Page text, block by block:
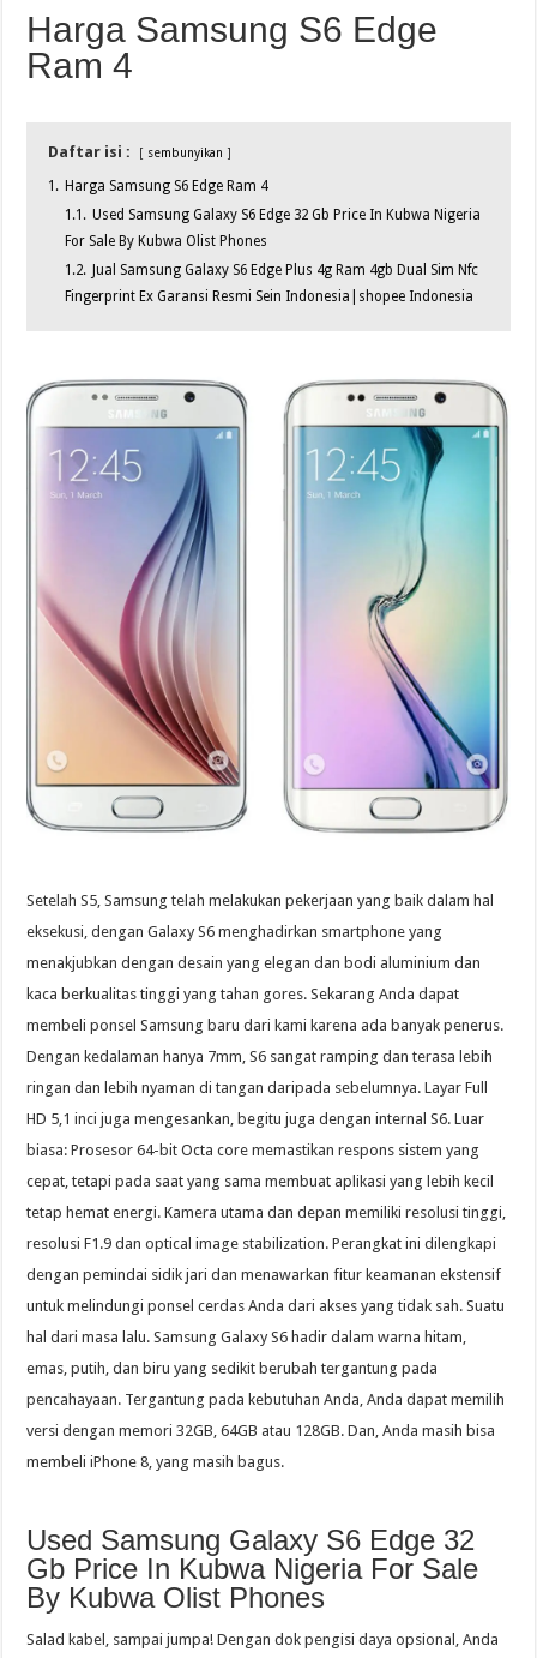
Harga Samsung S6 Edge
Ram 4
Daftar isi : sembunyikan
1. Harga Samsung S6 Edge Ram 4
1.1. Used Samsung Galaxy S6 Edge 32 Gb Price In Kubwa Nigeria
For Sale By Kubwa Olist Phones
1.2. Jual Samsung Galaxy S6 Edge Plus 4g Ram 4gb Dual Sim Nfc
Fingerprint Ex Garansi Resmi Sein Indonesia|shopee Indonesia
Setelah S5, Samsung telah melakukan pekerjaan yang baik dalam hal
eksekusi, dengan Galaxy S6 menghadirkan smartphone yang
menakjubkan dengan desain yang elegan dan bodi aluminium dan
kaca berkualitas tinggi yang tahan gores. Sekarang Anda dapat
membeli ponsel Samsung baru dari kami karena ada banyak penerus.
Dengan kedalaman hanya 7mm, S6 sangat ramping dan terasa lebih
ringan dan lebih nyaman di tangan daripada sebelumnya. Layar Full
HD 5,1 inci juga mengesankan, begitu juga dengan internal S6. Luar
biasa: Prosesor 64-bit Octa core memastikan respons sistem yang
cepat, tetapi pada saat yang sama membuat aplikasi yang lebih kecil
tetap hemat energi. Kamera utama dan depan memiliki resolusi tinggi,
resolusi F1.9 dan optical image stabilization. Perangkat ini dilengkapi
dengan pemindai sidik jari dan menawarkan fitur keamanan ekstensif
untuk melindungi ponsel cerdas Anda dari akses yang tidak sah. Suatu
hal dari masa lalu. Samsung Galaxy S6 hadir dalam warna hitam,
emas, putih, dan biru yang sedikit berubah tergantung pada
pencahayaan. Tergantung pada kebutuhan Anda, Anda dapat memilih
versi dengan memori 32GB, 64GB atau 128GB. Dan, Anda masih bisa
membeli iPhone 8, yang masih bagus.
Used Samsung Galaxy S6 Edge 32
Gb Price In Kubwa Nigeria For Sale
By Kubwa Olist Phones
Salad kabel, sampai jumpa! Dengan dok pengisi daya opsional, Anda